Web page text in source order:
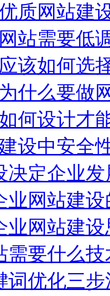
质网站建
站需要低
该如何选
什么要做
何设计才
设中安全
决定企业
业网站建
业网站建设
需要什么技
词优化三步